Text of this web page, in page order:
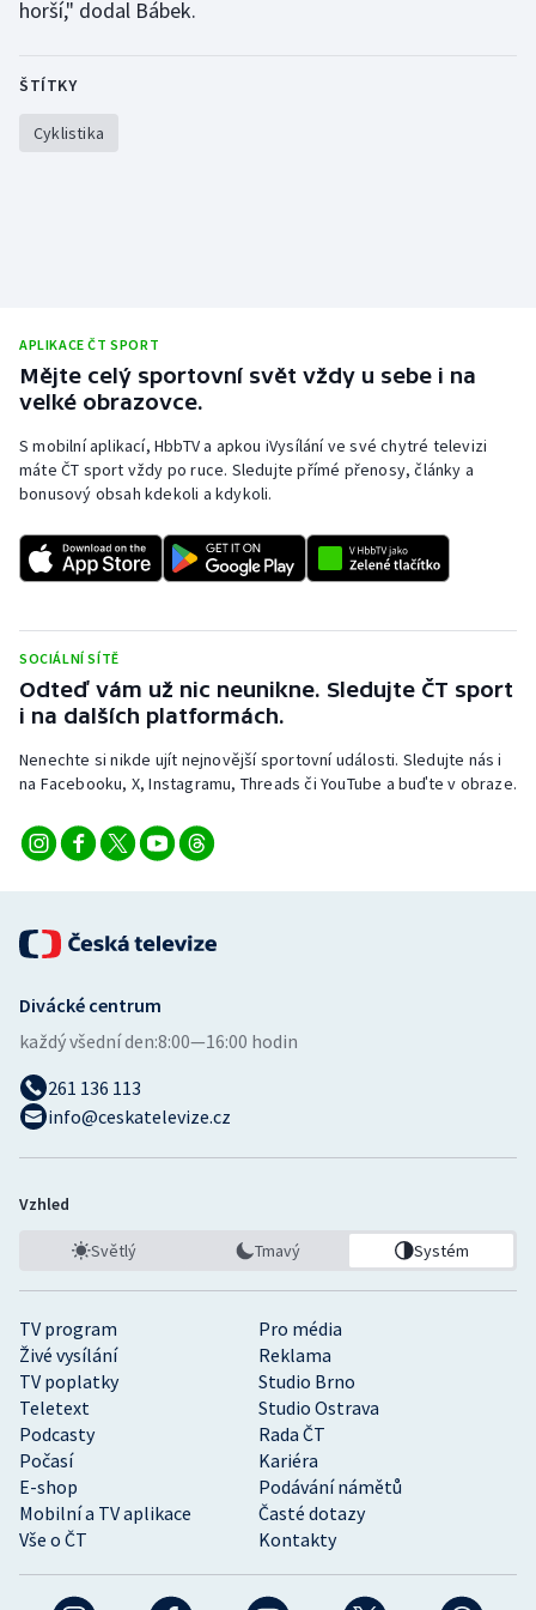
Stolní tenis
Triatlon
Veslování
horší," dodal Bábek.
ŠTÍTKY
Cyklistika
APLIKACE ČT SPORT
Mějte celý sportovní svět vždy u sebe i na
velké obrazovce.
S mobilní aplikací, HbbTV a apkou iVysílání ve své chytré televizi
máte ČT sport vždy po ruce. Sledujte přímé přenosy, články a
bonusový obsah kdekoli a kdykoli.
SOCIÁLNÍ SÍTĚ
Odteď vám už nic neunikne. Sledujte ČT sport
i na dalších platformách.
Nenechte si nikde ujít nejnovější sportovní události. Sledujte nás i
na Facebooku, X, Instagramu, Threads či YouTube a buďte v obraze.
TV program
Pro média
Živé vysílání
Reklama
TV poplatky
Studio Brno
Teletext
Studio Ostrava
Podcasty
Rada ČT
Počasí
Kariéra
E-shop
Podávání námětů
Mobilní a TV aplikace
Časté dotazy
Vše o ČT
Kontakty
Divácké centrum
každý všední den:8:00—16:00 hodin
261 136 113
info@ceskatelevize.cz
Vzhled
Světlý Tmavý Systém